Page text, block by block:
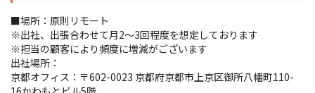
■場所：原則リモート
※出社、出張合わせて月2〜3回程度を想定しております
※担当の顧客により頻度に増減がございます
出社場所：
京都オフィス：〒602-0023 京都府京都市上京区御所八幡町110-